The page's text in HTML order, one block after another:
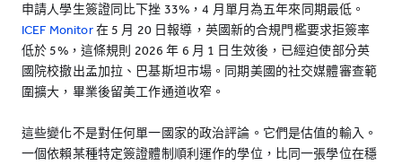
申請人學生簽證同比下挫 33%，4 月單月為五年來同期最低。
ICEF Monitor在 5 月 20 日報導，英國新的合規門檻要求拒簽率
低於 5%，這條規則 2026 年 6 月 1 日生效後，已經迫使部分英
國院校撤出孟加拉、巴基斯坦市場。同期美國的社交媒體審查範
圍擴大，畢業後留美工作通道收窄。
這些變化不是對任何單一國家的政治評論。它們是估值的輸入。
一個依賴某種特定簽證體制順利運作的學位，比同一張學位在穩